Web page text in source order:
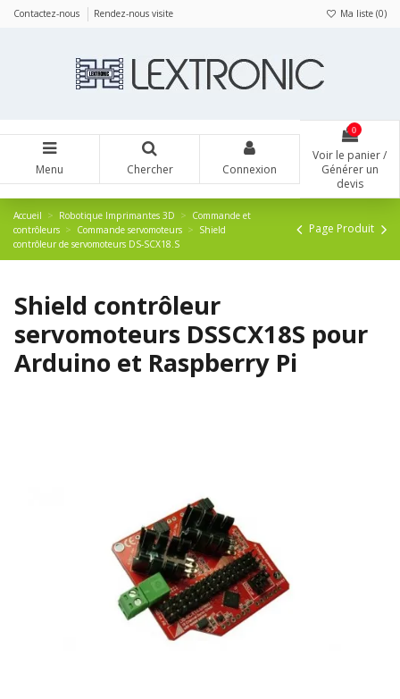
Contactez-nous Rendez-nous visite Ma liste (0)
Menu Chercher Connexion
0
Voir le panier /
Générer un
devis
Accueil Robotique Imprimantes 3D
Commande et
contrôleurs
Commande servomoteurs
Shield
contrôleur de servomoteurs DS-SCX18.S
Page Produit
Shield contrôleur
servomoteurs DSSCX18S pour
Arduino et Raspberry Pi
Panneau de gestion des cookies